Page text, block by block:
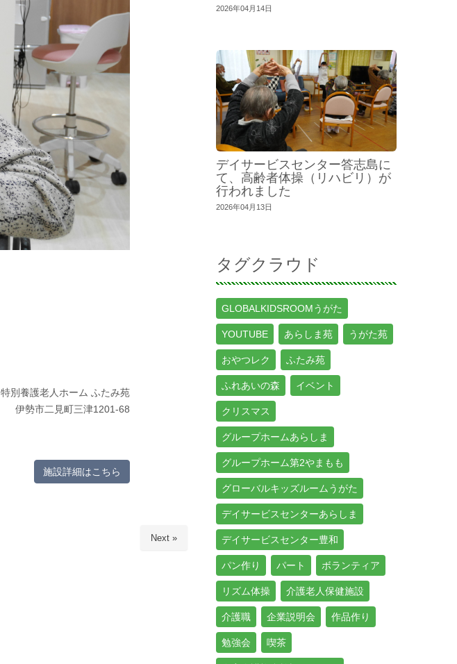
特別養護老人ホーム ふたみ苑
伊勢市二見町三津1201-68
施設詳細はこちら
Next »
2026年04月14日
デイサービスセンター答志島に
て、高齢者体操（リハビリ）が
行われました
2026年04月13日
タグクラウド
GLOBALKIDSROOMうがた
YOUTUBE あらしま苑 うがた苑
おやつレク ふたみ苑
ふれあいの森 イベント
クリスマス
グループホームあらしま
グループホーム第2やまもも
グローバルキッズルームうがた
デイサービスセンターあらしま
デイサービスセンター豊和
パン作り パート ボランティア
リズム体操 介護老人保健施設
介護職 企業説明会 作品作り
勉強会 喫茶